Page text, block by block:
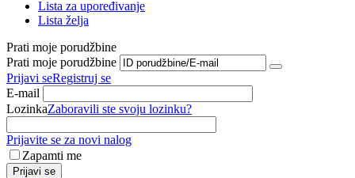
Lista za upoređivanje
Lista želja
Prati moje porudžbine
Prati moje porudžbine
Prijavi seRegistruj se
E-mail
LozinkaZaboravili ste svoju lozinku?
Prijavite se za novi nalog
Zapamti me
Prijavi se